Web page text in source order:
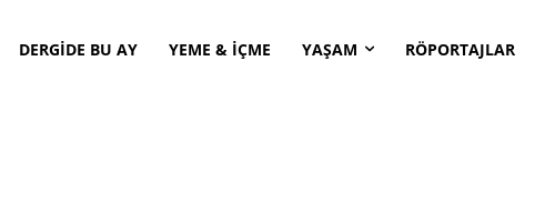
DERGİDE BU AY YEME & İÇME YAŞAM RÖPORTAJLAR